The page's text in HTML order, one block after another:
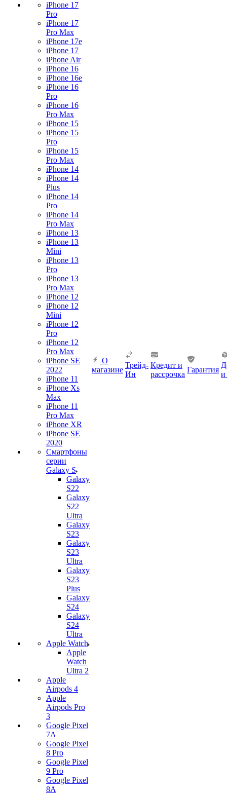
iPhone 17
Pro
iPhone 17
Pro Max
iPhone 17e
iPhone 17
iPhone Air
iPhone 16
iPhone 16e
iPhone 16
Pro
iPhone 16
Pro Max
iPhone 15
iPhone 15
Pro
iPhone 15
Pro Max
iPhone 14
iPhone 14
Plus
iPhone 14
Pro
iPhone 14
Pro Max
iPhone 13
iPhone 13
Mini
iPhone 13
Pro
iPhone 13
Pro Max
iPhone 12
iPhone 12
Mini
iPhone 12
Pro
iPhone 12
Pro Max
iPhone SE
2022
iPhone 11
iPhone Xs
Max
iPhone 11
Pro Max
iPhone XR
iPhone SE
2020
Смартфоны
серии
Galaxy S
Galaxy
S22
Galaxy
S22
Ultra
Galaxy
S23
Galaxy
S23
Ultra
Galaxy
S23
Plus
Galaxy
S24
Galaxy
S24
Ultra
Apple Watch
Apple
Watch
Ultra 2
Apple
Airpods 4
Apple
Airpods Pro
3
Google Pixel
7А
Google Pixel
8 Pro
Google Pixel
9 Pro
Google Pixel
8A
О
магазине
Трейд-
Ин
Кредит и
рассрочка
Гарантия
и